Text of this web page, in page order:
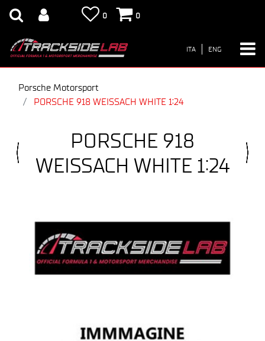
0 0
ITA ENG
Porsche Motorsport
PORSCHE 918 WEISSACH WHITE 1:24
PORSCHE 918
WEISSACH WHITE 1:24